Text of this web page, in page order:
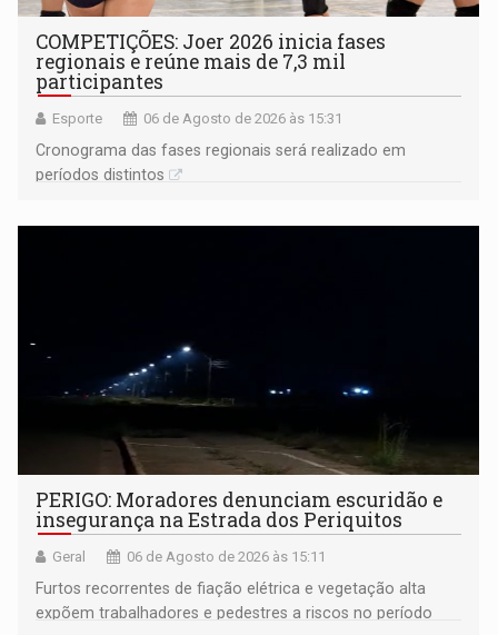
COMPETIÇÕES: Joer 2026 inicia fases
regionais e reúne mais de 7,3 mil
participantes
Esporte 06 de Agosto de 2026 às 15:31
Cronograma das fases regionais será realizado em
períodos distintos
PERIGO: Moradores denunciam escuridão e
insegurança na Estrada dos Periquitos
Geral 06 de Agosto de 2026 às 15:11
Furtos recorrentes de fiação elétrica e vegetação alta
expõem trabalhadores e pedestres a riscos no período